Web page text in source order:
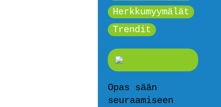
Herkkumyymälät
Trendit
Opas sään
seuraamiseen